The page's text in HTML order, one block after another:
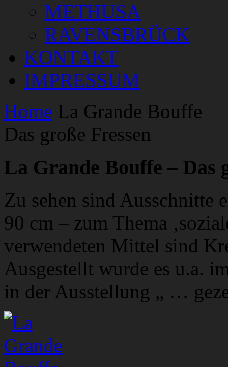
METHUSA
RAVENSBRÜCK
KONTAKT
IMPRESSUM
Home La Grande Bouffe
Das große Fressen
La Grande Bouffe – Das
Zu sehen sind Ausschnitte
90 cm – zum Thema
verwendeten Mittel sind
Ausgestellt wurde es u.a.
in der Ausstellung „ …